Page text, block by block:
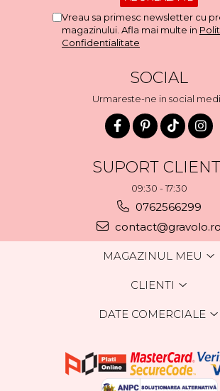
Vreau sa primesc newsletter cu
magazinului. Afla mai multe in
Confidentialitate
SOCIAL
Urmareste-ne in social
SUPORT
09:30 - 17:30
0762566299
contact@gravolo.ro
MAGAZINUL MEU
CLIENTI
DATE COMERCIALE